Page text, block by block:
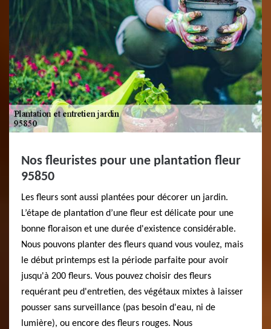
Nos fleuristes pour une plantation fleur
95850
Les fleurs sont aussi plantées pour décorer un jardin.
L’étape de plantation d’une fleur est délicate pour une
bonne floraison et une durée d'existence considérable.
Nous pouvons planter des fleurs quand vous voulez, mais
le début printemps est la période parfaite pour avoir
jusqu'à 200 fleurs. Vous pouvez choisir des fleurs
requérant peu d'entretien, des végétaux mixtes à laisser
pousser sans surveillance (pas besoin d'eau, ni de
lumière), ou encore des fleurs rouges. Nous